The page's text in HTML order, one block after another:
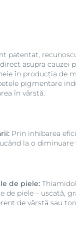
patentat,
asupra cauzei
în producția de
pigmentare
în vârstă.
Prin inhibarea
la o
de piele:
piele – uscată,
de vârstă sau